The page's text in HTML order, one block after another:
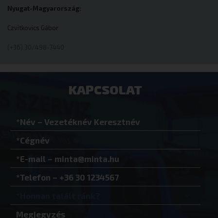
Nyugat-Magyarország:
Czvitkovics Gábor
KAPCSOLAT
Google Adatvédelmi irányelvek